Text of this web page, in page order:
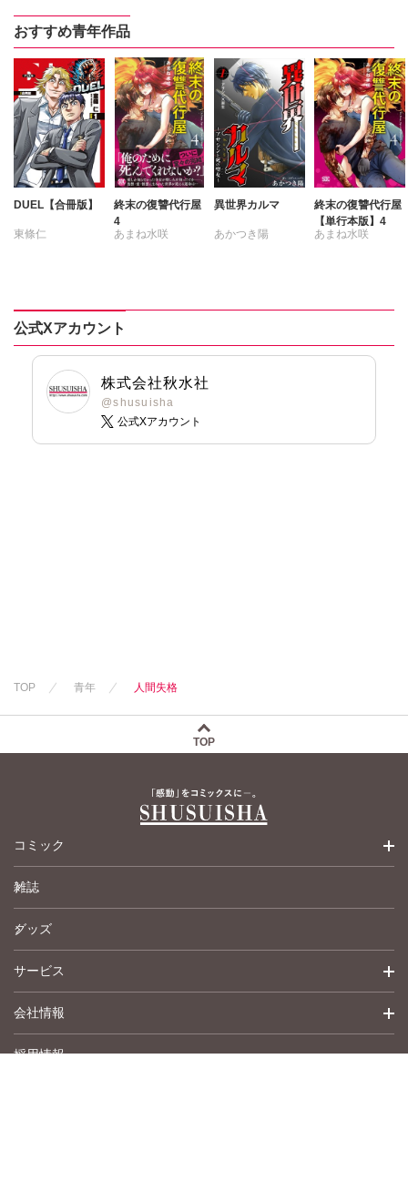
おすすめ青年作品
DUEL【合冊版】
東條仁
終末の復讐代行屋
4
あまね水咲
異世界カルマ
あかつき陽
終末の復讐代行屋
【単行本版】4
あまね水咲
公式Xアカウント
株式会社秋水社
@shusuisha
公式Xアカウント
TOP 青年 人間失格
TOP
コミック
少女コミック
女性コミック
ペットコミック
青年コミック
英語版コミック
雑誌
グッズ
サービス
詳細検索
履歴
会社情報
トップメッセージ
採用情報